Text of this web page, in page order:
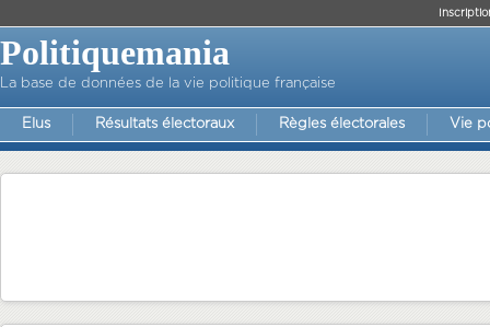
Politiquemania
La base de données de la vie politique française
Elus Résultats électoraux Règles électorales Vie